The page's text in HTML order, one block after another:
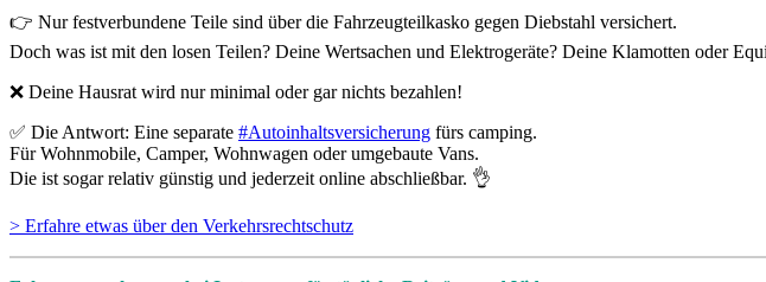
👉 Nur festverbundene Teile sind über die Fahrzeugteilkasko gegen Diebstahl versichert.
Doch was ist mit den losen Teilen? Deine Wertsachen und Elektrogeräte? Deine Klamotten oder
❌ Deine Hausrat wird nur minimal oder gar nichts bezahlen!
✅ Die Antwort: Eine separate #Autoinhaltsversicherung fürs camping.
Für Wohnmobile, Camper, Wohnwagen oder umgebaute Vans.
Die ist sogar relativ günstig und jederzeit online abschließbar. 👌
> Erfahre etwas über den Verkehrsrechtschutz